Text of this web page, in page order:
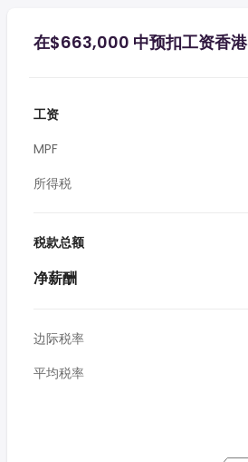
在$663,000 中预扣工资香港
工资
MPF
所得税
税款总额
净薪酬
边际税率
平均税率